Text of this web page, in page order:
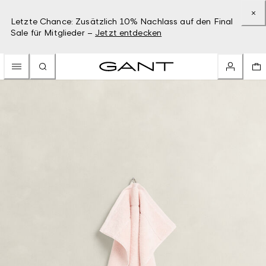
Letzte Chance: Zusätzlich 10% Nachlass auf den Final
Sale für Mitglieder – Jetzt entdecken